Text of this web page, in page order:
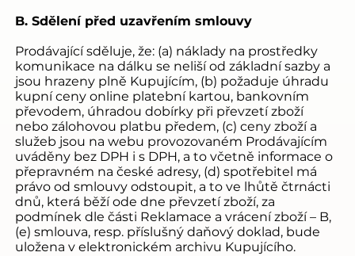
B. Sdělení před uzavřením smlouvy
Prodávající sděluje, že: (a) náklady na prostředky
komunikace na dálku se neliší od základní sazby a
jsou hrazeny plně Kupujícím, (b) požaduje úhradu
kupní ceny online platební kartou, bankovním
převodem, úhradou dobírky při převzetí zboží
nebo zálohovou platbu předem, (c) ceny zboží a
služeb jsou na webu provozovaném Prodávajícím
uváděny bez DPH i s DPH, a to včetně informace o
přepravném na české adresy, (d) spotřebitel má
právo od smlouvy odstoupit, a to ve lhůtě čtrnácti
dnů, která běží ode dne převzetí zboží, za
podmínek dle části Reklamace a vrácení zboží – B,
(e) smlouva, resp. příslušný daňový doklad, bude
uložena v elektronickém archivu Kupujícího.